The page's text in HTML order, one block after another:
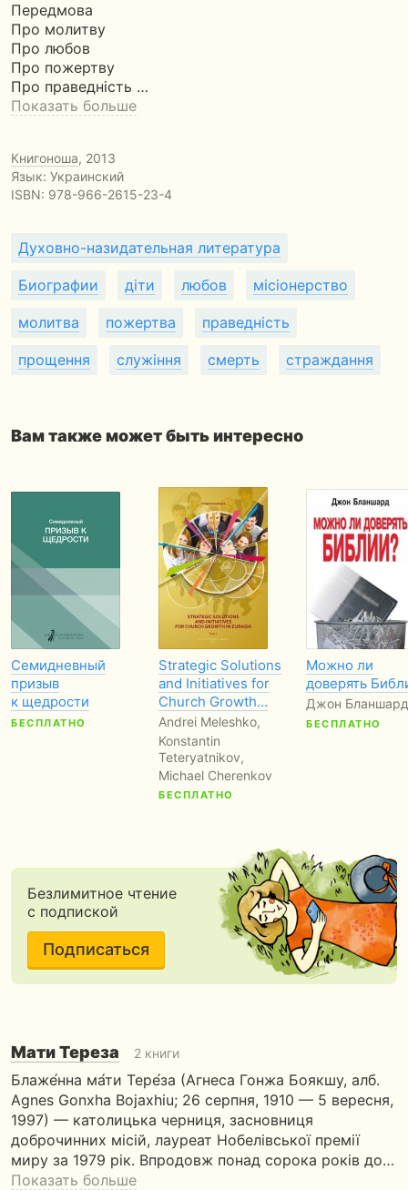
Передмова
Про молитву
Про любов
Про пожертву
Про праведність …
Показать больше
Книгоноша, 2013
Язык: Украинский
ISBN: 978-966-2615-23-4
Духовно-назидательная литература
Биографии діти любов місіонерство
молитва пожертва праведність
прощення служіння смерть страждання
Вам также может быть интересно
Cемидневный
призыв
к щедрости
БЕСПЛАТНО
Strategic Solutions
and Initiatives for
Church Growth…
Andrei Meleshko,
Konstantin
Teteryatnikov,
Michael Cherenkov
БЕСПЛАТНО
Можно ли
доверять
Джон Бланшард
БЕСПЛАТНО
Безлимитное чтение
с подпиской
Подписаться
Мати Тереза 2 книги
Блаже́нна ма́ти Тере́за (Агнеса Гонжа Боякшу, алб.
Agnes Gonxha Bojaxhiu; 26 серпня, 1910 — 5 вересня,
1997) — католицька черниця, засновниця
доброчинних місій, лауреат Нобелівської премії
миру за 1979 рік. Впродовж понад сорока років до…
Показать больше